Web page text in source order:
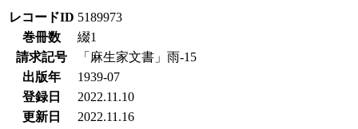
レコードID 5189973
巻冊数
綴1
請求記号
「麻生家文書」雨-15
出版年
1939-07
登録日
2022.11.10
更新日
2022.11.16